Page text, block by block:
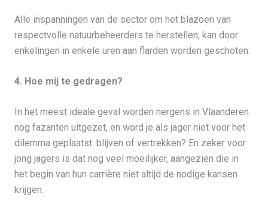
Alle inspanningen van de sector om het blazoen van
respectvolle natuurbeheerders te herstellen, kan door
enkelingen in enkele uren aan flarden worden geschoten.
4. Hoe mij te gedragen?
In het meest ideale geval worden nergens in Vlaanderen
nog fazanten uitgezet, en word je als jager niet voor het
dilemma geplaatst: blijven of vertrekken? En zeker voor
jong jagers is dat nog veel moeilijker, aangezien die in
het begin van hun carrière niet altijd de nodige kansen
krijgen.